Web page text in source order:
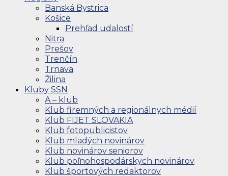
Banská Bystrica
Košice
Prehľad udalostí
Nitra
Prešov
Trenčín
Trnava
Žilina
Kluby SSN
A – klub
Klub firemných a regionálnych médií
Klub FIJET SLOVAKIA
Klub fotopublicistov
Klub mladých novinárov
Klub novinárov seniorov
Klub poľnohospodárskych novinárov
Klub športových redaktorov